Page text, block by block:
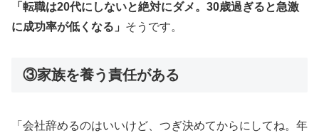
「転職は20代にしないと絶対にダメ。30歳過ぎると急激
に成功率が低くなる」 そうです。
③家族を養う責任がある
「会社辞めるのはいいけど、つぎ決めてからにしてね。年